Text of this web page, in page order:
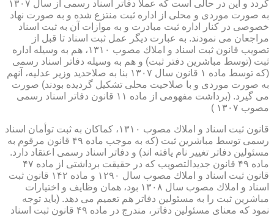
گردد و این در حالی است كه عملاً دفاتر اسناد رسمی از سال ۱۳۰۷
به صورت موردی و محلی از اداره ثبت منتزع شده و به صورت نهاد
خصوصی در كنار اداره ثبت مبادرت و به موازات آن به ثبت اسناد
مراجعان می نمودند. به عبارت دیگر عمل ثبت اسناد تا قبل از
تصویب قانون ثبت اسناد و املاك مصوب ۱۳۱۰، هم به وسیله اداره
ثبت (توسط مباشرین دفتر ثبت) و هم به وسیله دفاتر اسناد رسمی
(كه توسط ماده ۱ قانون سال ۱۳۰۷ بنا به صلاحدید وزیر عدلیه، آنهم
به صورت موردی و با صلاحیت محلی تشكیل گردیده بودند) صورت
می گیرد. (برداشت مفهومی از ماده ۱۱ قانون دفاتر اسناد رسمی
مصوب ۱۳۰۷ )
قانون ثبت اسناد و املاك مصوب ۱۳۱۰، كماكان به ثبت توأمان اسناد
رسمی توسط مباشرین ثبت (كه به موجب ماده ۴۹ قانون مرقوم به
مسئولین دفاتر تغییر نام یافته اند) و دفاتر اسناد رسمی اعتقاد دارد.
ماده ۴۹ قانون جدیدالتصویب كه در حقیقت برداشتی از ماده ۴۷
قانون ثبت اسناد و املاك مصوب سال ۱۲۹۰ و ماده ۱۴۲ قانون ثبت
اسناد و املاك مصوب سال ۱۳۰۸ بود، همان وظایف و اختیارات
مباشرین ثبت را به مسئولین دفاتر هم تعمیم می دهد. (باید توجه
نمود كه معنای مسئولین دفاتر، مندرج در ماده ۴۹ قانون ثبت اسناد